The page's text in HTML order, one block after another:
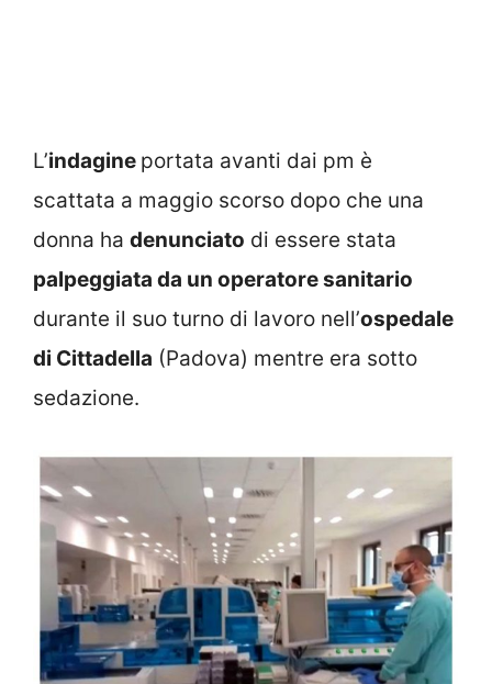
L’indagine portata avanti dai pm è
scattata a maggio scorso dopo che una
donna ha denunciato di essere stata
palpeggiata da un operatore sanitario
durante il suo turno di lavoro nell’ospedale
di Cittadella (Padova) mentre era sotto
sedazione.